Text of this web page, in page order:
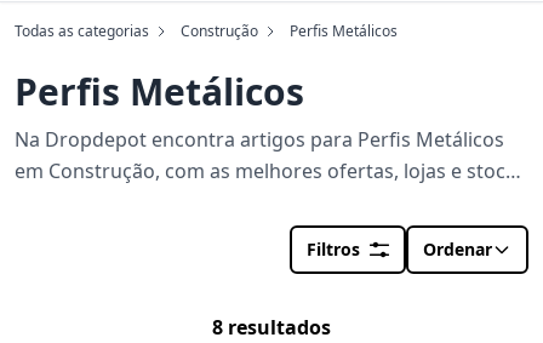
Todas as categorias Construção Perfis Metálicos
Perfis Metálicos
Na Dropdepot encontra artigos para Perfis Metálicos
em Construção, com as melhores ofertas, lojas e stocks
Filtros Ordenar
8 resultados